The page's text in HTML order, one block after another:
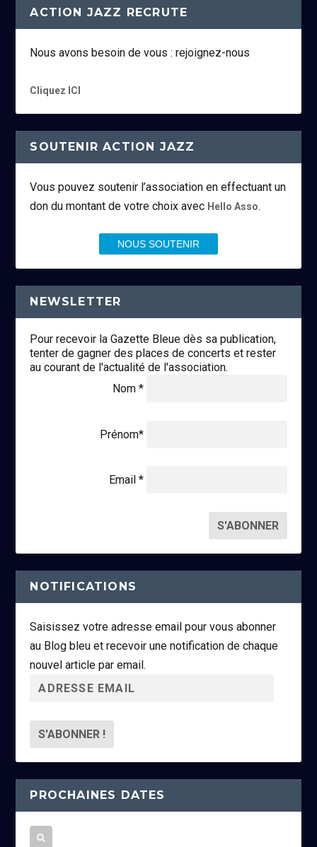
ACTION JAZZ RECRUTE
Nous avons besoin de vous : rejoignez-nous
Cliquez ICI
SOUTENIR ACTION JAZZ
Vous pouvez soutenir l’association en effectuant un
don du montant de votre choix avec Hello Asso.
NOUS SOUTENIR
NEWSLETTER
Pour recevoir la Gazette Bleue dès sa publication,
tenter de gagner des places de concerts et rester
au courant de l'actualité de l'association.
Nom *
Prénom*
Email *
NOTIFICATIONS
Saisissez votre adresse email pour vous abonner
au Blog bleu et recevoir une notification de chaque
nouvel article par email.
r
s
s
e
m
PROCHAINES DATES